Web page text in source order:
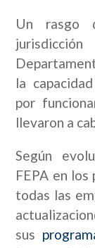
Un rasgo
la
por
llevaron a
Según
FEPA en los
todas las
sus